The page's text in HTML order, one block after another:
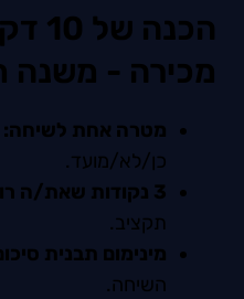
מכירה - משנה
מטרה אחת לשיחה:
כן/לא/מועד.
3 נקודות שאת/ה רוצה להבין:
תקציב.
מינימום תבנית
השיחה.